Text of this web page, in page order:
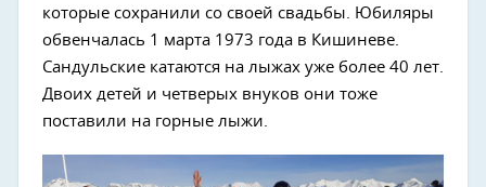
которые сохранили со своей свадьбы. Юбиляры
обвенчалась 1 марта 1973 года в Кишиневе.
Сандульские катаются на лыжах уже более 40 лет.
Двоих детей и четверых внуков они тоже
поставили на горные лыжи.